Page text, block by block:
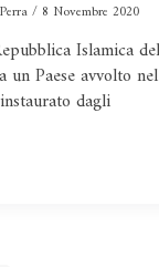
/ 8 Novembre 2020
Islamica
Paese avvolto
dagli